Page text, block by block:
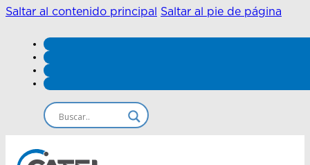
Saltar al contenido principal Saltar al pie de página